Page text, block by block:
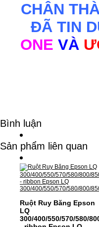
CHÂN
ĐÃ TIN
ONE VÀ
Bình luận
Sản phẩm liên quan
Ruột Ruy Băng Epson
LQ
300/400/550/570/580/